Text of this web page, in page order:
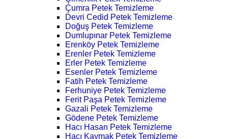
Çumra Petek Temizleme
Devri Cedid Petek Temizleme
Doğuş Petek Temizleme
Dumlupınar Petek Temizleme
Erenköy Petek Temizleme
Erenler Petek Temizleme
Erler Petek Temizleme
Esenler Petek Temizleme
Fatih Petek Temizleme
Ferhuniye Petek Temizleme
Ferit Paşa Petek Temizleme
Gazali Petek Temizleme
Gödene Petek Temizleme
Hacı Hasan Petek Temizleme
Hacı Kaymak Petek Temizleme